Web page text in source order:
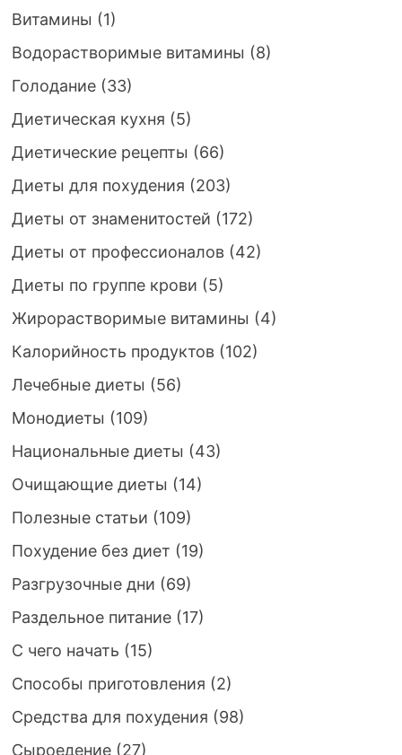
Витамины (1)
Водорастворимые витамины (8)
Голодание(33)
Диетическая кухня (5)
Диетические рецепты (66)
Диеты для похудения (203)
Диеты от знаменитостей (172)
Диеты от профессионалов(42)
Диеты по группе крови (5)
Жирорастворимые витамины (4)
Калорийность продуктов(102)
Лечебные диеты (56)
Монодиеты (109)
Национальные диеты (43)
Очищающие диеты (14)
Полезные статьи (109)
Похудение без диет (19)
Разгрузочные дни (69)
Раздельное питание(17)
С чего начать (15)
Способы приготовления (2)
Средства для похудения (98)
Сыроедение(27)